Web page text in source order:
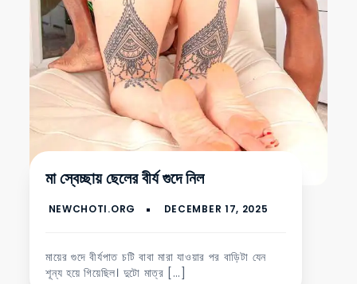
মা স্বেচ্ছায় ছেলের বীর্য গুদে নিল
মায়ের গুদে বীর্যপাত চটি বাবা মারা যাওয়ার পর বাড়িটা যেন
শূন্য হয়ে গিয়েছিল। দুটো মাত্র […]